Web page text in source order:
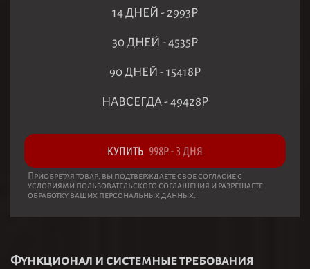
14 ДНЕЙ - 2993 Р
30 ДНЕЙ -4535 Р
90 ДНЕЙ -15418 Р
НАВСЕГДА-49428 Р
КУПИТЬ 998Р- 3 ДНЯ
Приобретая товар, вы подтверждаете свое согласие с
условиями пользовательского соглашения и разрешаете
обработку ваших персональных данных.
Функционал и системные требования